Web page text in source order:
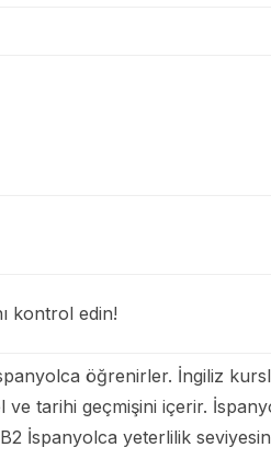
kontrol edin!
öğrenirler. İngiliz
tarihi geçmişini içerir.
İspanyolca yeterlilik